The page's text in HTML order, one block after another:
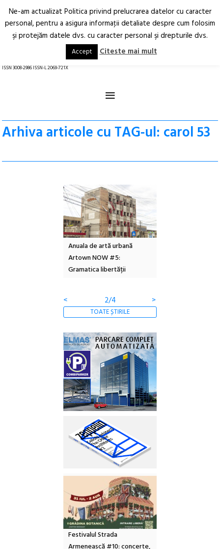
Arhitectură.
Oraș.
RO EN
ISSN 3008-2986 ISSN-L 2069-721X
≡
Arhiva articole cu TAG-ul: carol 53
Anuala de artă urbană
Artown NOW #5:
Gramatica libertății
< 2/4 >
TOATE ȘTIRILE
Festivalul Strada
Armenească #10: concerte,
Ne-am actualizat Politica privind prelucrarea datelor cu caracter
personal, pentru a asigura informaţii detaliate despre cum folosim
şi protejăm datele dvs. cu caracter personal şi drepturile dvs.
Accept Citeste mai mult